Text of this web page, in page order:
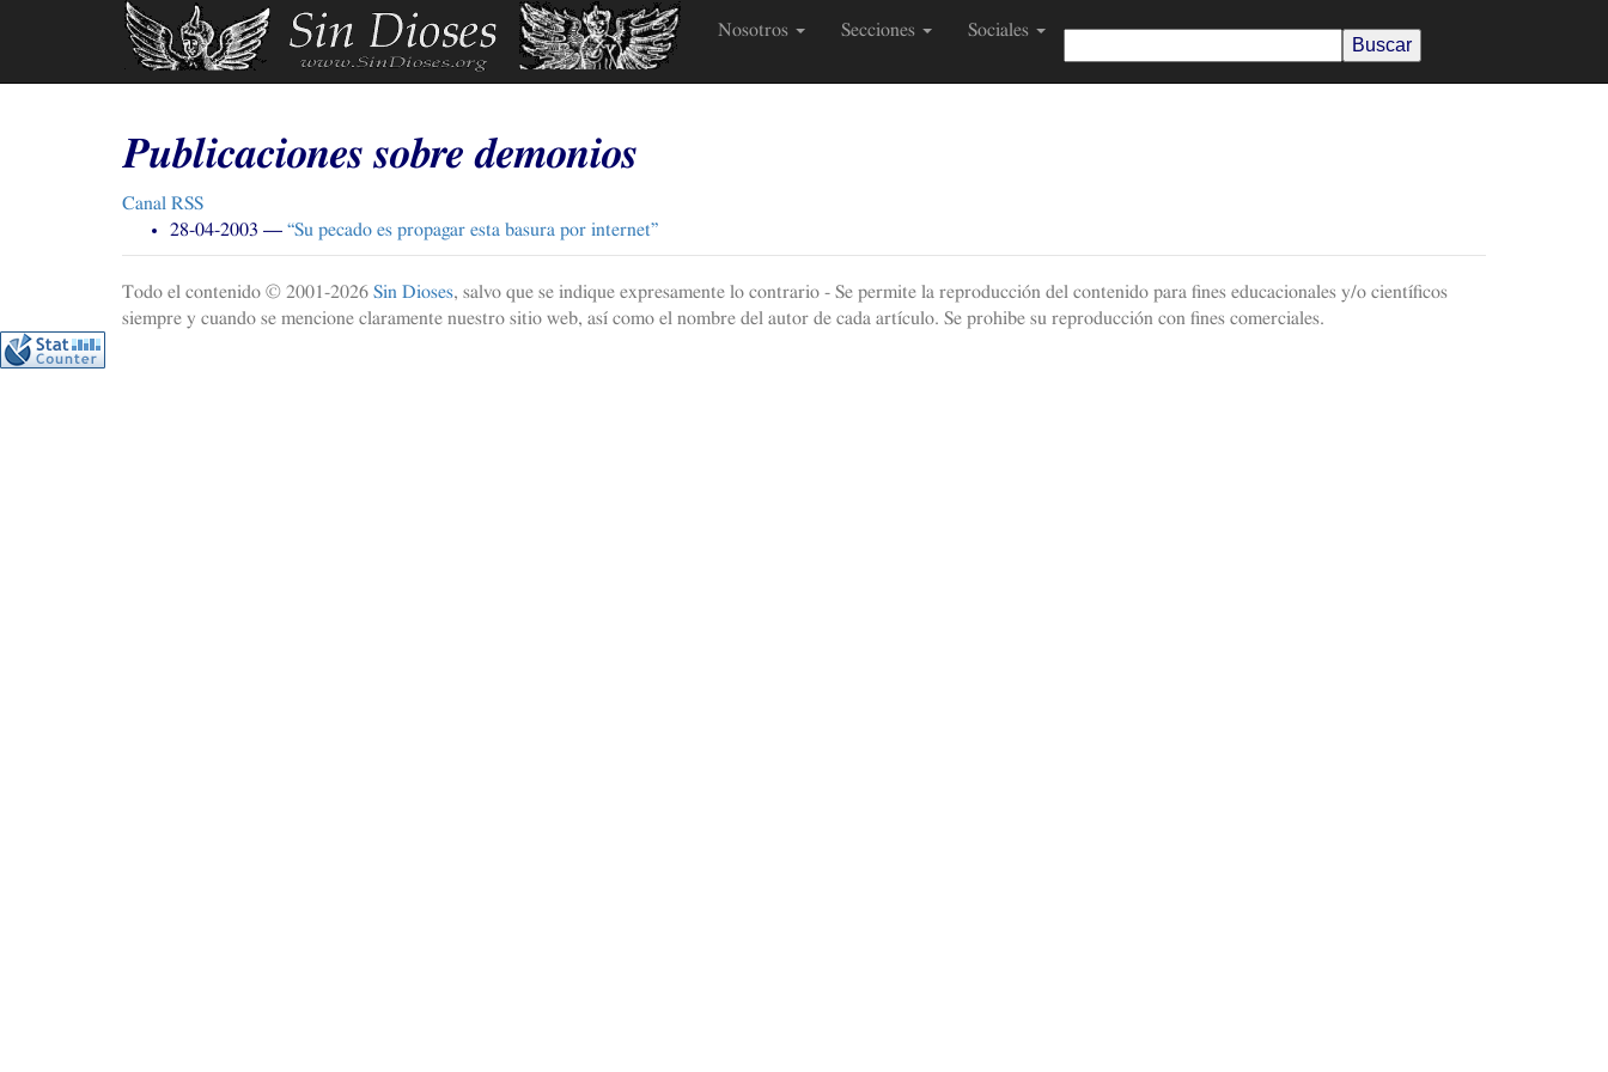
Nosotros Secciones Sociales
Publicaciones sobre demonios
Canal RSS
28-04-2003
“Su pecado es propagar esta basura por internet”
Todo el contenido © 2001-2026 Sin Dioses, salvo que se indique expresamente lo contrario - Se permite la reproducción del contenido para fines educacionales y/o científicos
siempre y cuando se mencione claramente nuestro sitio web, así como el nombre del autor de cada artículo. Se prohibe su reproducción con fines comerciales.